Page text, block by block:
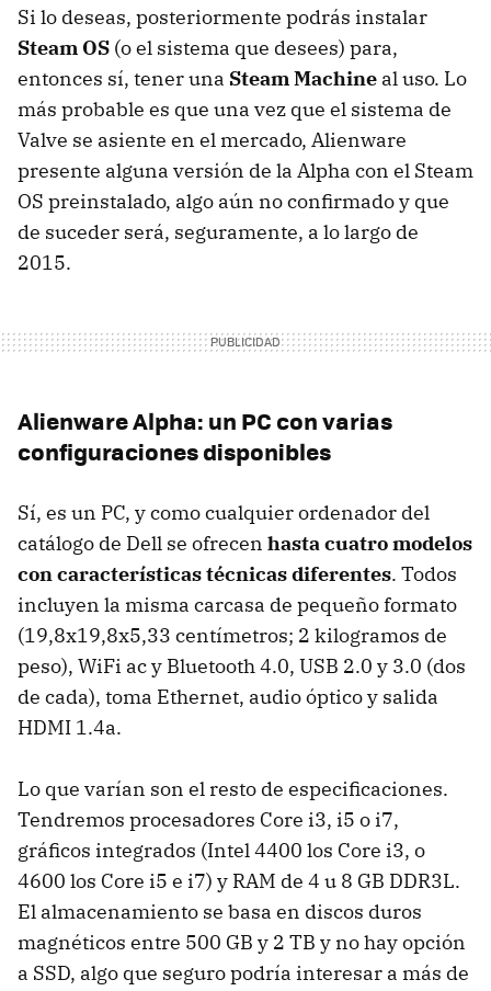
Si lo deseas, posteriormente podrás instalar
Steam OS (o el sistema que desees) para,
entonces sí, tener una Steam Machine al uso. Lo
más probable es que una vez que el sistema de
Valve se asiente en el mercado, Alienware
presente alguna versión de la Alpha con el Steam
OS preinstalado, algo aún no confirmado y que
de suceder será, seguramente, a lo largo de
2015.
Alienware Alpha: un PC con varias
configuraciones disponibles
Sí, es un PC, y como cualquier ordenador del
catálogo de Dell se ofrecen hasta cuatro modelos
con características técnicas diferentes. Todos
incluyen la misma carcasa de pequeño formato
(19,8x19,8x5,33 centímetros; 2 kilogramos de
peso), WiFi ac y Bluetooth 4.0, USB 2.0 y 3.0 (dos
de cada), toma Ethernet, audio óptico y salida
HDMI 1.4a.
Lo que varían son el resto de especificaciones.
Tendremos procesadores Core i3, i5 o i7,
gráficos integrados (Intel 4400 los Core i3, o
4600 los Core i5 e i7) y RAM de 4 u 8 GB DDR3L.
El almacenamiento se basa en discos duros
magnéticos entre 500 GB y 2 TB y no hay opción
a SSD, algo que seguro podría interesar a más de